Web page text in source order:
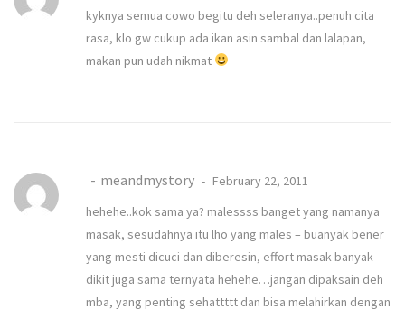
kyknya semua cowo begitu deh seleranya..penuh cita
rasa, klo gw cukup ada ikan asin sambal dan lalapan,
makan pun udah nikmat
meandmystory
February 22, 2011
hehehe..kok sama ya? malessss banget yang namanya
masak, sesudahnya itu lho yang males – buanyak bener
yang mesti dicuci dan diberesin, effort masak banyak
dikit juga sama ternyata hehehe…jangan dipaksain deh
mba, yang penting sehattttt dan bisa melahirkan dengan